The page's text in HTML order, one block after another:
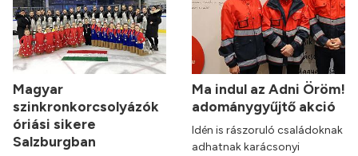
Magyar
szinkronkorcsolyázók
óriási sikere
Salzburgban
Ma indul az Adni Öröm!
adománygyűjtő akció
Idén is rászoruló családoknak
adhatnak karácsonyi